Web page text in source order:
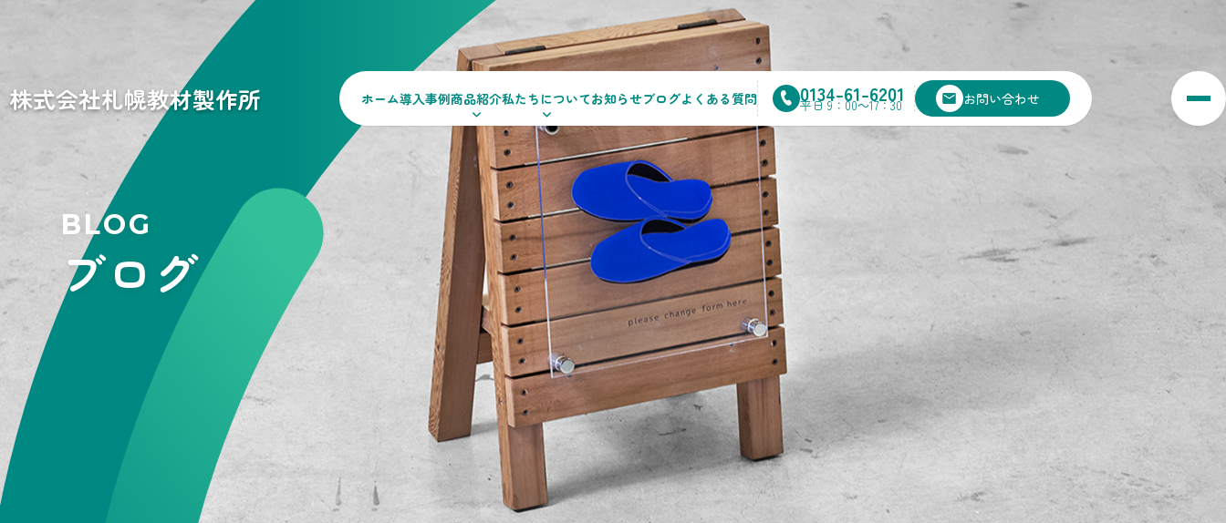
株式会社札幌教材製作所 ホーム導入事例商品紹介私たちについてお知らせブログよくある質問 0134-61-6201
平日 9：00～17：30 お問い合わせ
BLOG
ブログ